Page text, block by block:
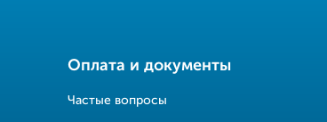
Оплата и документы
Частые вопросы